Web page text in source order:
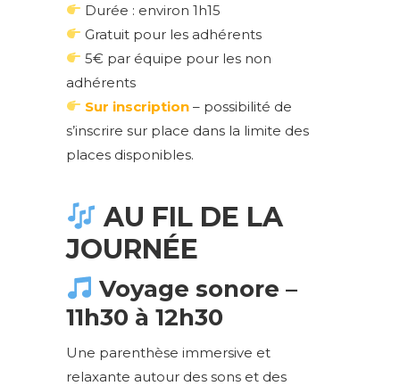
Durée : environ 1h15
Gratuit pour les adhérents
5€ par équipe pour les non
adhérents
Sur inscription – possibilité de
s’inscrire sur place dans la limite des
places disponibles.
AU FIL DE LA
JOURNÉE
Voyage sonore –
11h30 à 12h30
Une parenthèse immersive et
relaxante autour des sons et des